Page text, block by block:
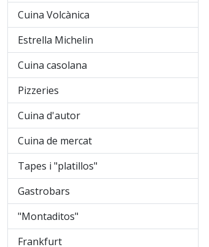
Cuina Volcànica
Estrella Michelin
Cuina casolana
Pizzeries
Cuina d'autor
Cuina de mercat
Tapes i "platillos"
Gastrobars
"Montaditos"
Frankfurt